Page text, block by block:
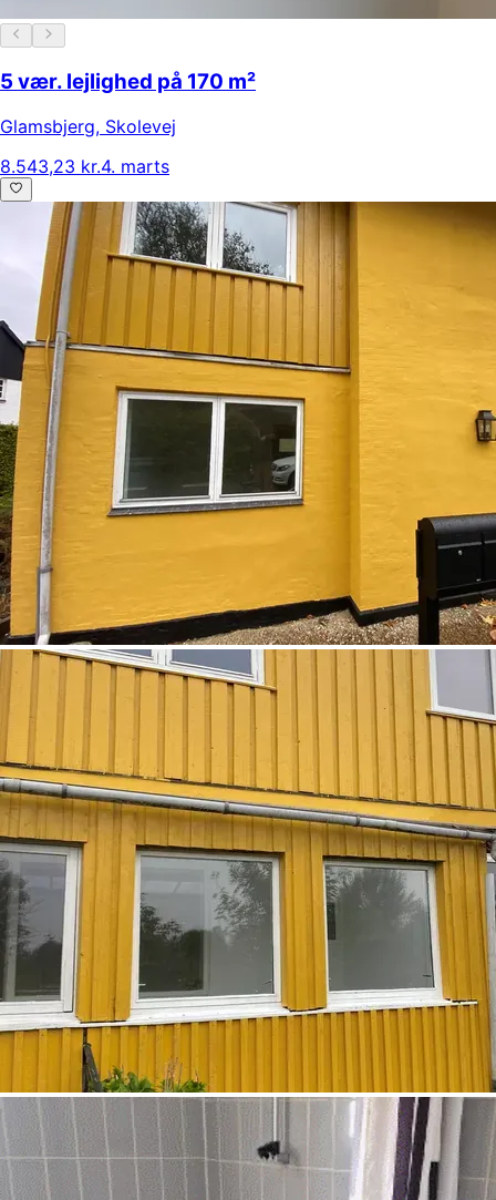
5 vær. lejlighed på 170 m²
Glamsbjerg, Skolevej
8.543,23 kr.4. marts